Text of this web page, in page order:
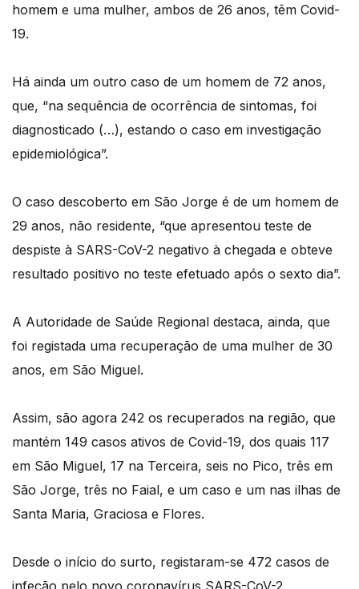
homem e uma mulher, ambos de 26 anos, têm Covid-
19.
Há ainda um outro caso de um homem de 72 anos,
que, “na sequência de ocorrência de sintomas, foi
diagnosticado (…), estando o caso em investigação
epidemiológica”.
O caso descoberto em São Jorge é de um homem de
29 anos, não residente, “que apresentou teste de
despiste à SARS-CoV-2 negativo à chegada e obteve
resultado positivo no teste efetuado após o sexto dia”.
A Autoridade de Saúde Regional destaca, ainda, que
foi registada uma recuperação de uma mulher de 30
anos, em São Miguel.
Assim, são agora 242 os recuperados na região, que
mantém 149 casos ativos de Covid-19, dos quais 117
em São Miguel, 17 na Terceira, seis no Pico, três em
São Jorge, três no Faial, e um caso e um nas ilhas de
Santa Maria, Graciosa e Flores.
Desde o início do surto, registaram-se 472 casos de
infeção pelo novo coronavírus SARS-CoV-2.